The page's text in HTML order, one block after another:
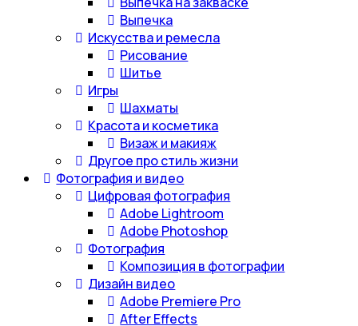
Выпечка
Искусства и ремесла
Рисование
Шитье
Игры
Шахматы
Красота и косметика
Визаж и макияж
Другое про стиль жизни
Фотография и видео
Цифровая фотография
Adobe Lightroom
Adobe Photoshop
Фотография
Композиция в фотографии
Дизайн видео
Adobe Premiere Pro
After Effects